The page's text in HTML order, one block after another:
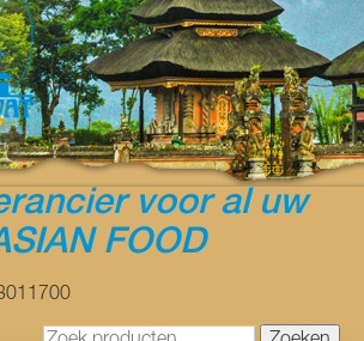
voor al uw
FOOD